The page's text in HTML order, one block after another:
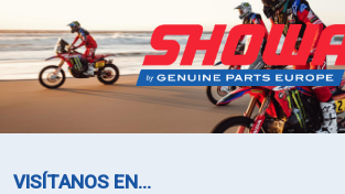
VISÍTANOS EN...